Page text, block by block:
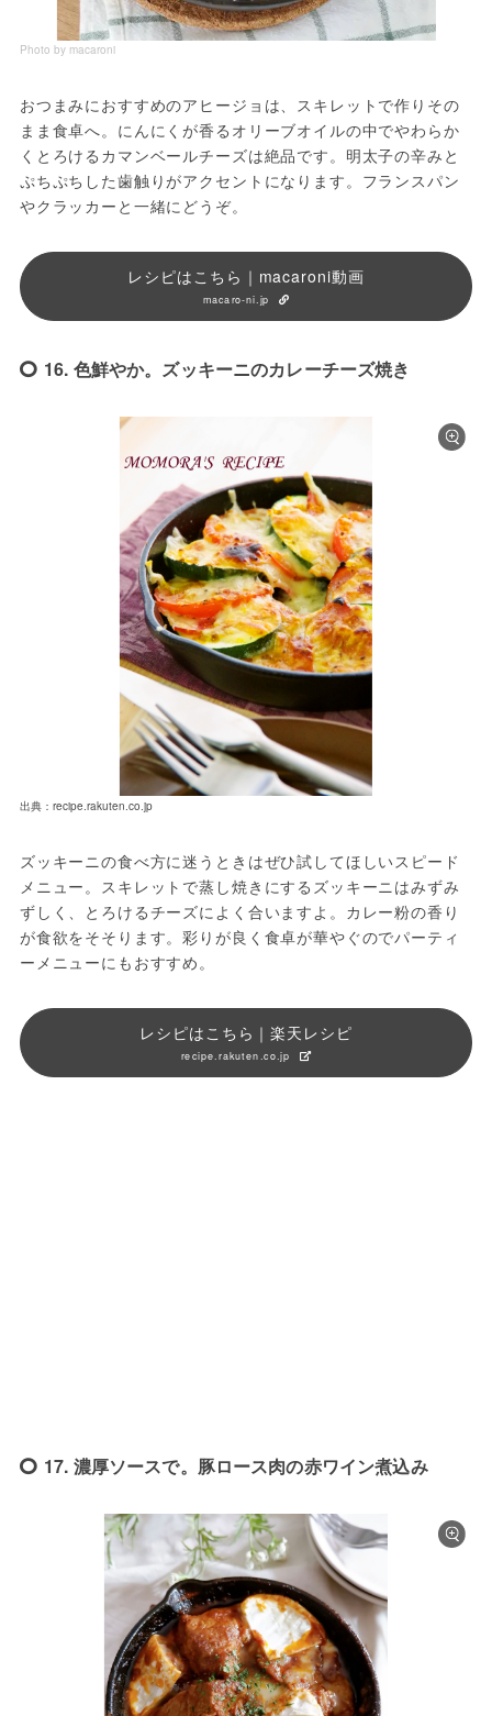
Photo by macaroni
おつまみにおすすめのアヒージョは、スキレットで作りその
まま食卓へ。にんにくが香るオリーブオイルの中でやわらか
くとろけるカマンベールチーズは絶品です。明太子の辛みと
ぷちぷちした歯触りがアクセントになります。フランスパン
やクラッカーと一緒にどうぞ。
レシピはこちら｜macaroni動画
macaro-ni.jp
16. 色鮮やか。ズッキーニのカレーチーズ焼き
出典：recipe.rakuten.co.jp
ズッキーニの食べ方に迷うときはぜひ試してほしいスピード
メニュー。スキレットで蒸し焼きにするズッキーニはみずみ
ずしく、とろけるチーズによく合いますよ。カレー粉の香り
が食欲をそそります。彩りが良く食卓が華やぐのでパーティ
ーメニューにもおすすめ。
レシピはこちら｜楽天レシピ
recipe.rakuten.co.jp
17. 濃厚ソースで。豚ロース肉の赤ワイン煮込み